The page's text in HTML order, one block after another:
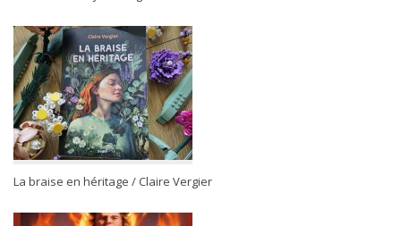
La braise en héritage / Claire Vergier